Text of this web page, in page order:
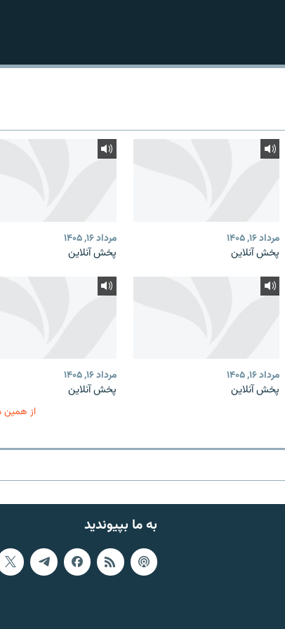
مرداد ۱۶, ۱۴۰۵
پخش آنلاین
مرداد ۱۶, ۱۴۰۵
پخش آنلاین
مرداد ۱۶, ۱۴۰۵
پخش آنلاین
مرداد ۱۶, ۱۴۰۵
پخش آنلاین
از همین
به ما بپیوندید